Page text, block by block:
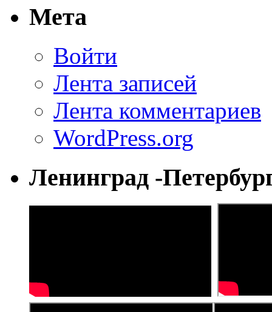
Мета
Войти
Лента записей
Лента комментариев
WordPress.org
Ленинград -